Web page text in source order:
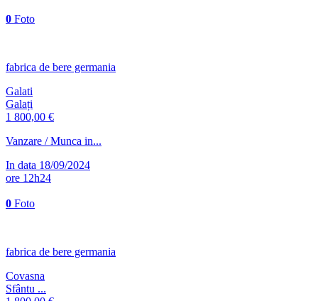
0 Foto
fabrica de bere germania
Galati
Galați
1 800,00 €
Vanzare / Munca in...
In data 18/09/2024
ore 12h24
0 Foto
fabrica de bere germania
Covasna
Sfântu ...